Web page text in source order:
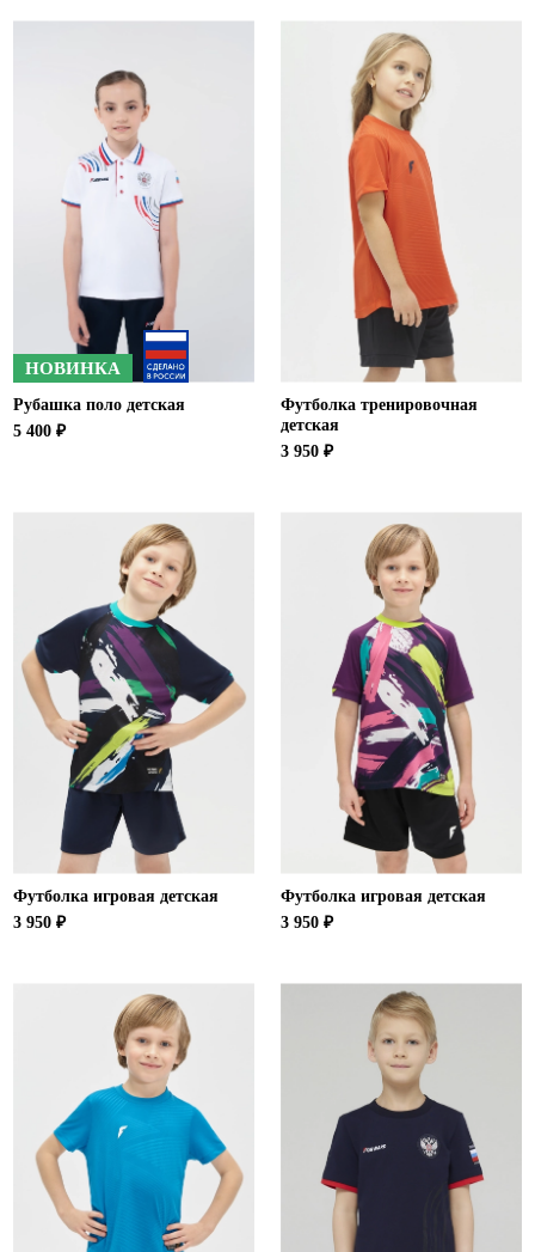
Ямало-Ненецкий автономный округ (1)
Ярославская область (1)
НОВИНКА
Рубашка поло детская
5 400 ₽
Футболка тренировочная
детская
3 950 ₽
Футболка игровая детская
3 950 ₽
Футболка игровая детская
3 950 ₽